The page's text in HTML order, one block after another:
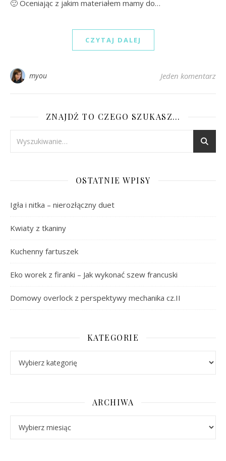
🙂 Oceniając z jakim materiałem mamy do…
CZYTAJ DALEJ
myou Jeden komentarz
ZNAJDŹ TO CZEGO SZUKASZ…
OSTATNIE WPISY
Igła i nitka – nierozłączny duet
Kwiaty z tkaniny
Kuchenny fartuszek
Eko worek z firanki – Jak wykonać szew francuski
Domowy overlock z perspektywy mechanika cz.II
KATEGORIE
ARCHIWA